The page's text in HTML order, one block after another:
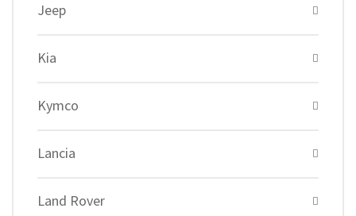
Jeep
Kia
Kymco
Lancia
Land Rover